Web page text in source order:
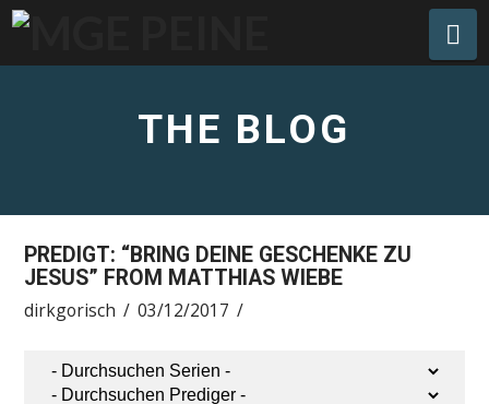
THE BLOG
PREDIGT: “BRING DEINE GESCHENKE ZU
JESUS” FROM MATTHIAS WIEBE
dirkgorisch 03/12/2017